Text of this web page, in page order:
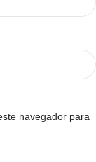
navegador para